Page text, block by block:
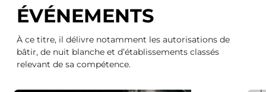
ÉVÉNEMENTS
À ce titre, il délivre notamment les autorisations de
bâtir, de nuit blanche et d’établissements classés
relevant de sa compétence.